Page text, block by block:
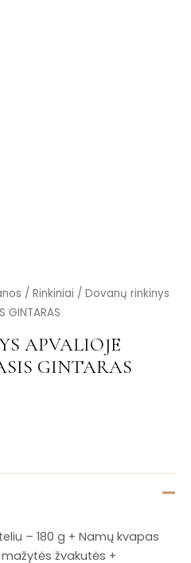
/ Rinkiniai / Dovanų rinkinys
APVALIOJE
GINTARAS
– 180 g + Namų kvapas
žvakutės +